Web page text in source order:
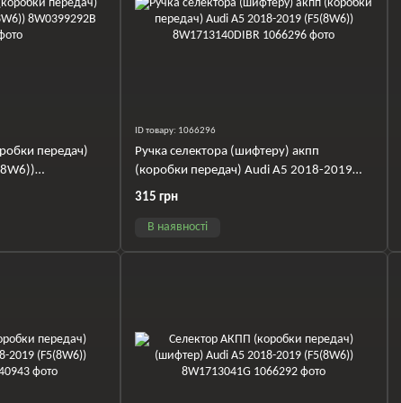
передач)
ID товару: 1066296
Ручка селектора (шифтеру) акпп
(коробки передач) Audi A5 2018-2019
(F5(8W6)) 8W1713140DIBR
315 грн
В наявності